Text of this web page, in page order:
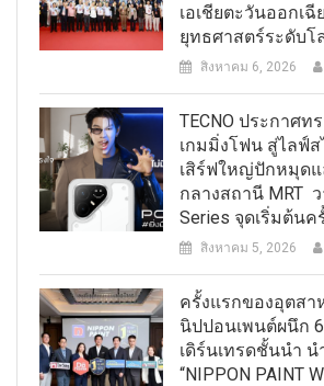
เอเชียตะวันออกเฉี
ยุทธศาสตร์ระดับโ
สิงหาคม 6, 2026
TECNO ประกาศ
เกมมิ่งโฟน สู่ไลฟ์
เสิร์ฟใหญ่ปักหมุด
กลางสถานี MRT ว
Series จุดเริ่มต้น
สิงหาคม 5, 2026
ครั้งแรกของอุตสา
นิปปอนเพนต์ผนึก
เดิร์นเทรดชั้นนำ น
“NIPPON PAINT